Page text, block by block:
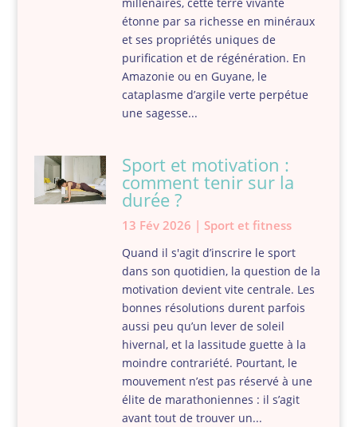
étonne par sa richesse en minéraux
et ses propriétés uniques de
purification et de régénération. En
Amazonie ou en Guyane, le
cataplasme d’argile verte perpétue
une sagesse...
Sport et motivation :
comment tenir sur la
durée ?
13 Fév 2026 | Sport et fitness
Quand il s'agit d’inscrire le sport
dans son quotidien, la question de la
motivation devient vite centrale. Les
bonnes résolutions durent parfois
aussi peu qu’un lever de soleil
hivernal, et la lassitude guette à la
moindre contrariété. Pourtant, le
mouvement n’est pas réservé à une
élite de marathoniennes : il s’agit
avant tout de trouver un...